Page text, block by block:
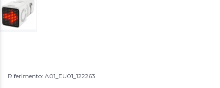
Riferimento: A01_EU01_122263